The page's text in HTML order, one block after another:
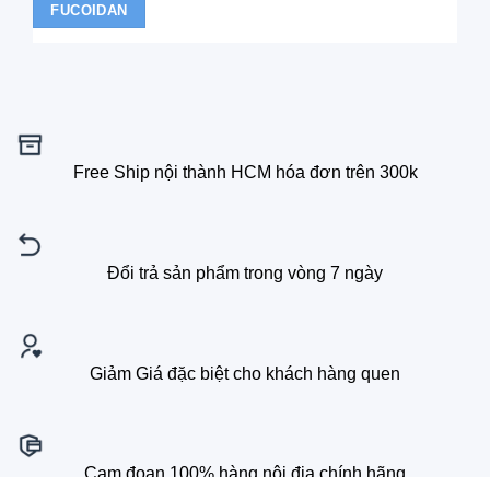
FUCOIDAN
Free Ship nội thành HCM hóa đơn trên 300k
Đổi trả sản phẩm trong vòng 7 ngày
Giảm Giá đặc biệt cho khách hàng quen